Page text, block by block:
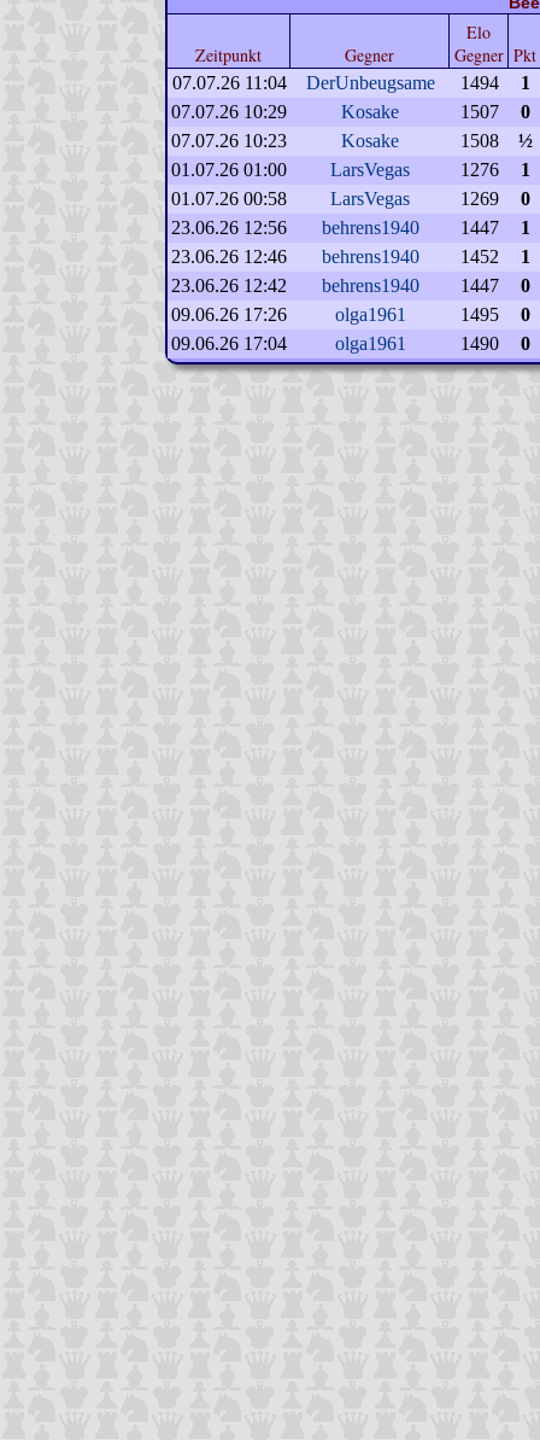
Zeitpunkt Gegner
Elo
Gegner Pkt
07.07.26 11:04 DerUnbeugsame 1494
1
07.07.26 10:29
Kosake 1507
0
07.07.26 10:23
Kosake 1508
½
01.07.26 01:00
LarsVegas 1276
1
01.07.26 00:58
LarsVegas 1269
0
23.06.26 12:56
behrens1940 1447
1
23.06.26 12:46
behrens1940 1452
1
23.06.26 12:42
behrens1940 1447
0
09.06.26 17:26
olga1961 1495
0
09.06.26 17:04
olga1961 1490 0